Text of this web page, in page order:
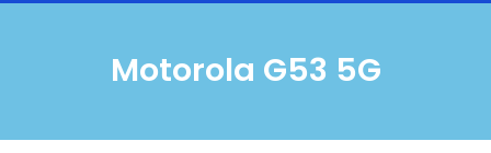
Motorola G53 5G